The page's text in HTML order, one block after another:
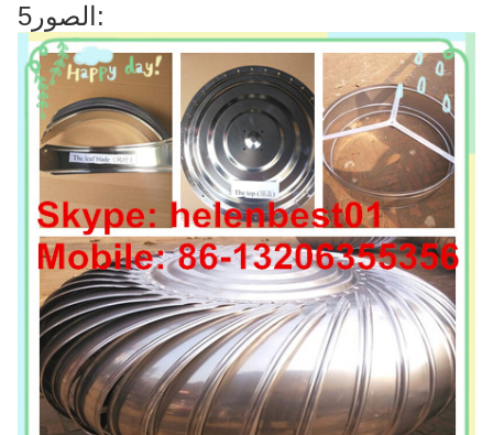
5الصور: